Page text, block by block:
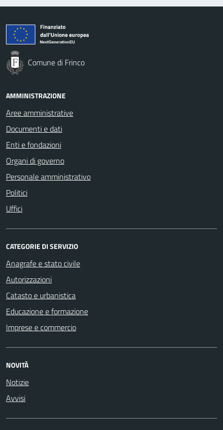
Comune di Frinco
AMMINISTRAZIONE
Aree amministrative
Documenti e dati
Enti e fondazioni
Organi di governo
Personale amministrativo
Politici
Uffici
CATEGORIE DI SERVIZIO
Anagrafe e stato civile
Autorizzazioni
Catasto e urbanistica
Educazione e formazione
Imprese e commercio
NOVITÀ
Notizie
Avvisi